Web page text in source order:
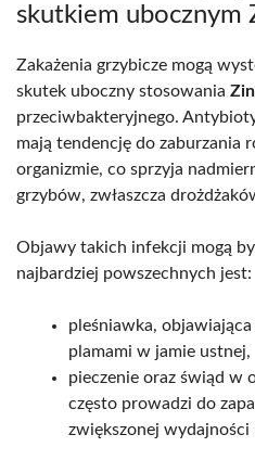
skutkiem ubocznym
Zakażenia grzybicze mogą
skutek uboczny stosowania
przeciwbakteryjnego.
mają tendencję do zaburzania
organizmie, co sprzyja
grzybów, zwłaszcza
Objawy takich infekcji mogą
najbardziej powszechnych jest:
pleśniawka,
plamami w jamie ustnej,
pieczenie oraz świąd w
często prowadzi do
zwiększonej wydajności